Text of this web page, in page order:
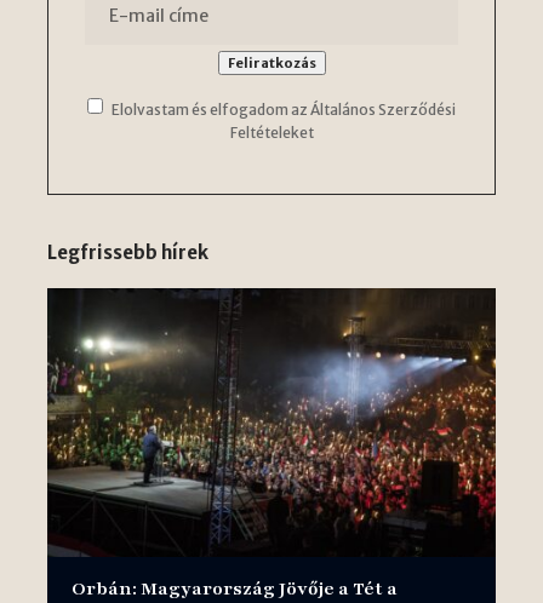
Elolvastam és elfogadom az Általános Szerződési
Feltételeket
Legfrissebb hírek
Orbán: Magyarország Jövője a Tét a